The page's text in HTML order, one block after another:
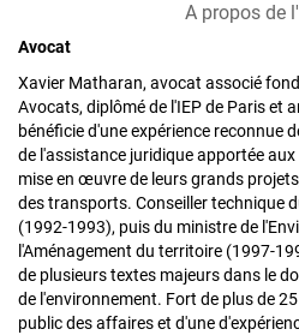
A propos de
Avocat
Xavier Matharan, avocat associé
Avocats, diplômé de l'IEP de Paris et
bénéficie d'une expérience reconnue
de l'assistance juridique apportée
mise en œuvre de leurs grands
des transports. Conseiller technique
(1992-1993), puis du ministre de
l'Aménagement du territoire (1997-
de plusieurs textes majeurs dans le
de l'environnement. Fort de plus de
public des affaires et d'une